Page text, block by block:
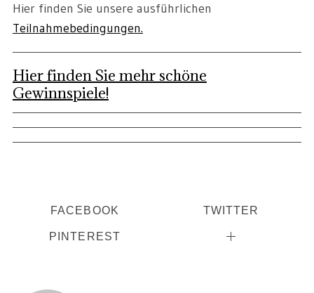
Hier finden Sie unsere ausführlichen
Teilnahmebedingungen.
Hier finden Sie mehr schöne
Gewinnspiele!
FACEBOOK TWITTER
PINTEREST